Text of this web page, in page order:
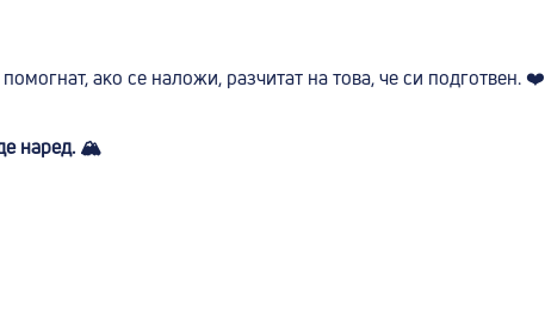
ако се наложи, разчитат на това, че си подготвен. ❤️
наред. 🏔️